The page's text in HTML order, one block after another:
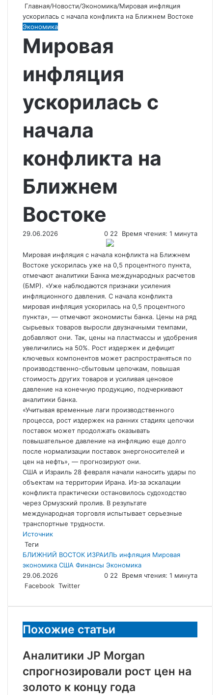
Главная/Новости/Экономика/Мировая инфляция
ускорилась с начала конфликта на Ближнем Востоке
Экономика
Мировая
инфляция
ускорилась с
начала
конфликта на
Ближнем
Востоке
29.06.2026 0 22 Время чтения: 1 минута
Мировая инфляция с начала конфликта на Ближнем
Востоке ускорилась уже на 0,5 процентного пункта,
отмечают аналитики Банка международных расчетов
(БМР). «Уже наблюдаются признаки усиления
инфляционного давления. С начала конфликта
мировая инфляция ускорилась на 0,5 процентного
пункта», — отмечают экономисты банка. Цены на ряд
сырьевых товаров выросли двузначными темпами,
добавляют они. Так, цены на пластмассы и удобрения
увеличились на 50%. Рост издержек и дефицит
ключевых компонентов может распространяться по
производственно-сбытовым цепочкам, повышая
стоимость других товаров и усиливая ценовое
давление на конечную продукцию, подчеркивают
аналитики банка.
«Учитывая временные лаги производственного
процесса, рост издержек на ранних стадиях цепочки
поставок может продолжать оказывать
повышательное давление на инфляцию еще долго
после нормализации поставок энергоносителей и
цен на нефть», — прогнозируют они.
США и Израиль 28 февраля начали наносить удары по
объектам на территории Ирана. Из-за эскалации
конфликта практически остановилось судоходство
через Ормузский пролив. В результате
международная торговля испытывает серьезные
транспортные трудности.
Источник
Теги
БЛИЖНИЙ ВОСТОК ИЗРАИЛЬ инфляция Мировая
экономика США Финансы Экономика
29.06.2026
0 22
Время чтения: 1 минута
Facebook Twitter
электронную
Похожие статьи
Аналитики JP Morgan
спрогнозировали рост цен на
золото к концу года